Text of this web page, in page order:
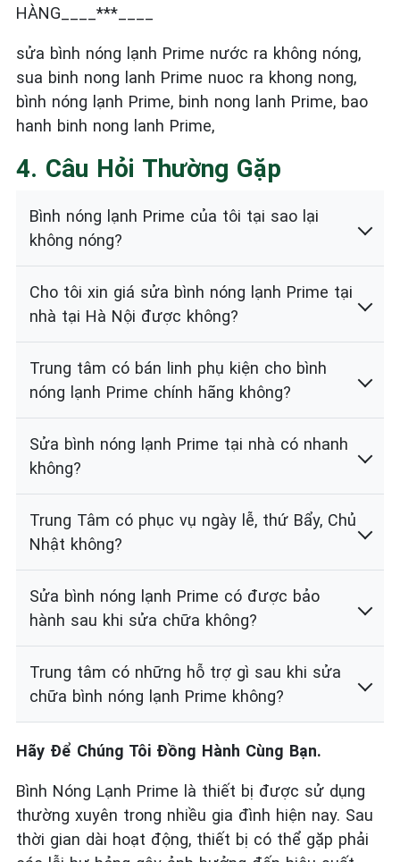
HÀNG____***____
sửa bình nóng lạnh Prime nước ra không nóng,
sua binh nong lanh Prime nuoc ra khong nong,
bình nóng lạnh Prime, binh nong lanh Prime, bao
hanh binh nong lanh Prime,
4. Câu Hỏi Thường Gặp
Bình nóng lạnh Prime của tôi tại sao lại
không nóng?
Cho tôi xin giá sửa bình nóng lạnh Prime tại
nhà tại Hà Nội được không?
Trung tâm có bán linh phụ kiện cho bình
nóng lạnh Prime chính hãng không?
Sửa bình nóng lạnh Prime tại nhà có nhanh
không?
Trung Tâm có phục vụ ngày lễ, thứ Bẩy, Chủ
Nhật không?
Sửa bình nóng lạnh Prime có được bảo
hành sau khi sửa chữa không?
Trung tâm có những hỗ trợ gì sau khi sửa
chữa bình nóng lạnh Prime không?
Hãy Để Chúng Tôi Đồng Hành Cùng Bạn.
Bình Nóng Lạnh Prime là thiết bị được sử dụng
thường xuyên trong nhiều gia đình hiện nay. Sau
thời gian dài hoạt động, thiết bị có thể gặp phải